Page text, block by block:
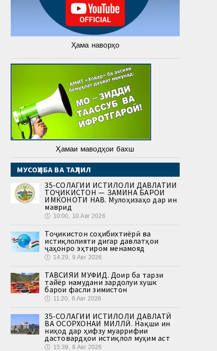
Ҳама наворҳо
Ҳамаи маводҳои бахш
МУСОҲИБА ВА ТАҲЛИЛ
35-СОЛАГИИ ИСТИҚЛОЛИ ДАВЛАТИИ
ТОҶИКИСТОН — ЗАМИНА БАРОИ
ИМКОНОТИ НАВ. Мулоҳизаҳо дар ин
маврид
🕔 10:00, 10.Авг 2026
Тоҷикистон соҳибихтиёрӣ ва
истиқлолияти дигар давлатҳои
ҷаҳонро эҳтиром менамояд
🕔 14:29, 9.Авг 2026
ТАВСИЯИ МУФИД. Доир ба тарзи
тайёр намудани зардолуи хушк
барои фасли зимистон
🕔 11:20, 9.Авг 2026
35-СОЛАГИИ ИСТИҚЛОЛИ ДАВЛАТӢ
ВА ОСОРХОНАИ МИЛЛӢ. Нақши ин
ниҳод дар ҳифзу муаррифии
дастовардҳои истиқлол муҳим аст
🕔 15:39, 8.Авг 2026